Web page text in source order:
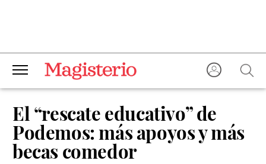
El “rescate educativo” de
Podemos: más apoyos y más
becas comedor